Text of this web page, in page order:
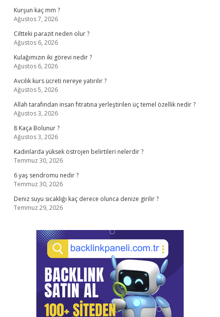
Kurşun kaç mm ?
Ağustos 7, 2026
Ciltteki parazit neden olur ?
Ağustos 6, 2026
Kulağımızın iki görevi nedir ?
Ağustos 6, 2026
Avcılık kurs ücreti nereye yatırılır ?
Ağustos 5, 2026
Allah tarafından insan fıtratına yerleştirilen üç temel özellik nedir ?
Ağustos 3, 2026
8 Kaça Bolunur ?
Ağustos 3, 2026
Kadınlarda yüksek östrojen belirtileri nelerdir ?
Temmuz 30, 2026
6 yaş sendromu nedir ?
Temmuz 30, 2026
Deniz suyu sıcaklığı kaç derece olunca denize girilir ?
Temmuz 29, 2026